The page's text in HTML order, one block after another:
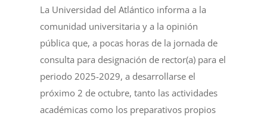
La Universidad del Atlántico informa a la
comunidad universitaria y a la opinión
pública que, a pocas horas de la jornada de
consulta para designación de rector(a) para el
periodo 2025-2029, a desarrollarse el
próximo 2 de octubre, tanto las actividades
académicas como los preparativos propios